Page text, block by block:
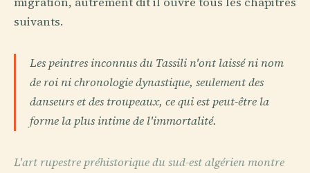
suivants.
Les peintres inconnus du Tassili n'ont laissé ni nom
de roi ni chronologie dynastique, seulement des
danseurs et des troupeaux, ce qui est peut-être la
forme la plus intime de l'immortalité.
L'art rupestre préhistorique du sud-est algérien montre